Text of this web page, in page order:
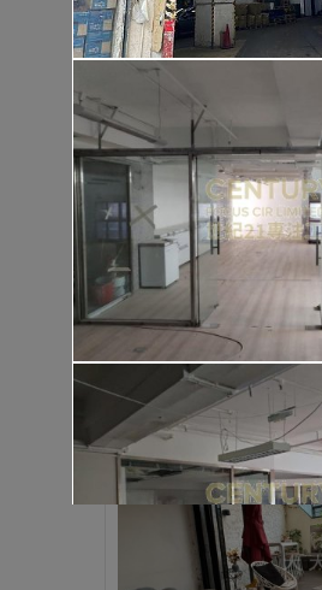
慶徑石
西貢 慶徑石
建築 2100呎
@$7,143
實用 --
置頂